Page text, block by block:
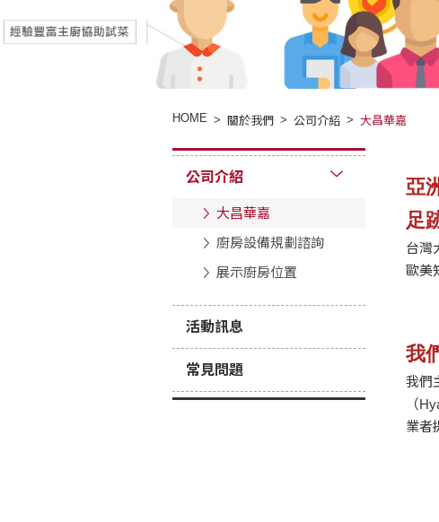
HOME 關於我們 公司介紹 大昌華嘉
公司介紹
大昌華嘉
廚房設備規劃諮詢
展示廚房位置
活動訊息
常見問題
亞
足
台灣
歐美
我
我們
（
業者